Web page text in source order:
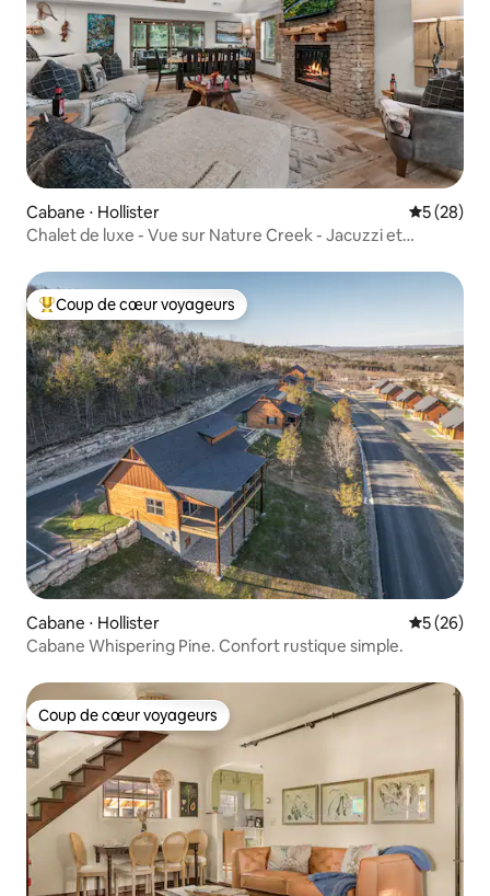
Cabane ⋅ Hollister
5 (28)
Chalet de luxe - Vue sur Nature Creek - Jacuzzi et
Coups de cœur voyageurs les plus appréciés
Coup de cœur voyageurs
Cabane ⋅ Hollister
5 (26)
Cabane Whispering Pine. Confort rustique simple.
Coup de cœur voyageurs
Coup de cœur voyageurs